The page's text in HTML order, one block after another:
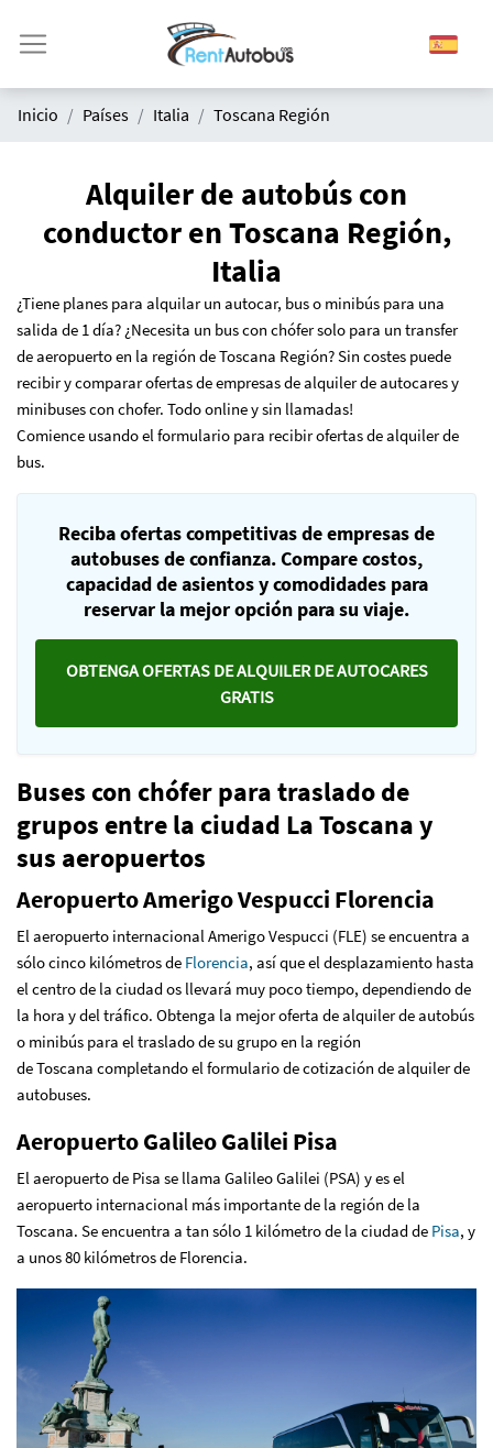
Inicio Países Italia Toscana Región
Alquiler de autobús con
conductor en Toscana Región,
Italia
¿Tiene planes para alquilar un autocar, bus o minibús para una
salida de 1 día? ¿Necesita un bus con chófer solo para un transfer
de aeropuerto en la región de Toscana Región? Sin costes puede
recibir y comparar ofertas de empresas de alquiler de autocares y
minibuses con chofer. Todo online y sin llamadas!
Comience usando el formulario para recibir ofertas de alquiler de
bus.
Reciba ofertas competitivas de empresas de
autobuses de confianza. Compare costos,
capacidad de asientos y comodidades para
reservar la mejor opción para su viaje.
OBTENGA OFERTAS DE ALQUILER DE AUTOCARES
GRATIS
Buses con chófer para traslado de
grupos entre la ciudad La Toscana y
sus aeropuertos
Aeropuerto Amerigo Vespucci Florencia
El aeropuerto internacional Amerigo Vespucci (FLE) se encuentra a
sólo cinco kilómetros de Florencia, así que el desplazamiento hasta
el centro de la ciudad os llevará muy poco tiempo, dependiendo de
la hora y del tráfico. Obtenga la mejor oferta dealquiler de autobús
o minibús para el traslado de su grupo en la región
de Toscana completando el formulario de cotización de alquiler de
autobuses.
Aeropuerto Galileo Galilei Pisa
El aeropuerto de Pisa se llama Galileo Galilei (PSA) y es el
aeropuerto internacional más importante de la región de la
Toscana. Se encuentra a tan sólo 1 kilómetro de la ciudad de Pisa, y
a unos 80 kilómetros de Florencia.